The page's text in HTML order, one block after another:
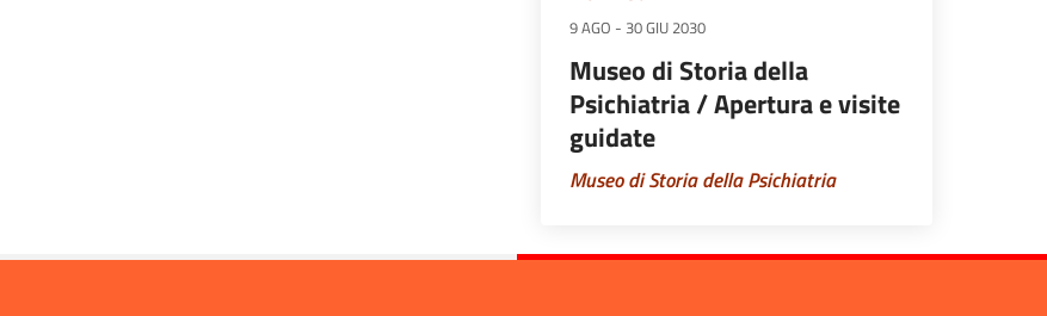
9 AGO - 30 GIU 2030
Museo di Storia della
Psichiatria / Apertura e visite
guidate
Museo di Storia della Psichiatria